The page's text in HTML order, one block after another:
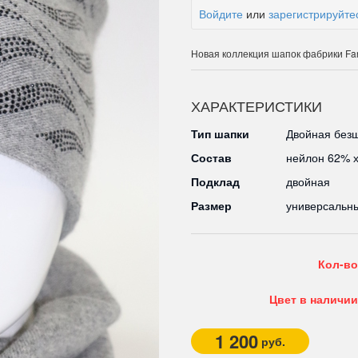
Войдите или
Новая коллекция шапок фабрики
ХАРАКТЕРИСТИКИ
Тип шапки
Двойная
Состав
нейлон 62%
Подклад
двойная
Размер
Кол-
Цвет в
1 200 руб.